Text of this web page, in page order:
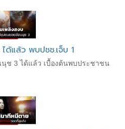
ด้แล้ว พบปชช.เจ็บ 1
นุช 3 ได้แล้ว เบื้องต้นพบประชาชน